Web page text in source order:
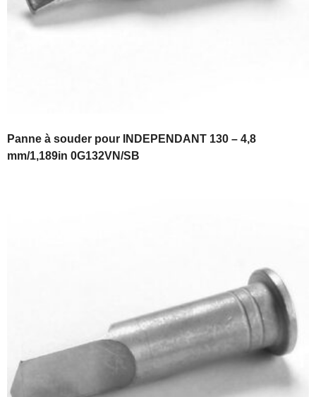
Panne à souder pour INDEPENDANT 130 – 4,8
mm/1,189in 0G132VN/SB